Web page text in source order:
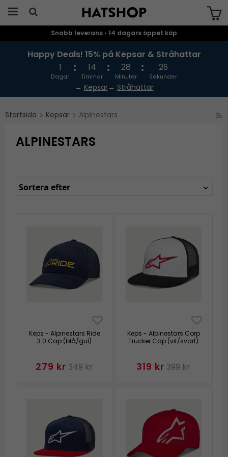
Snabb leverans • 14 dagars öppet köp
Happy Deals! 15% på Kepsar & Stråhattar
1
Dagar
14
Timmar
28
Minuter
25
Sekunder
→ Kepsar→ Stråhattar
Startsida Kepsar Alpinestars
ALPINESTARS
Sortera efter
Keps - Alpinestars Ride
3.0 Cap (blå/gul)
279 kr 349 kr
Keps - Alpinestars Corp
Trucker Cap (vit/svart)
319 kr 399 kr